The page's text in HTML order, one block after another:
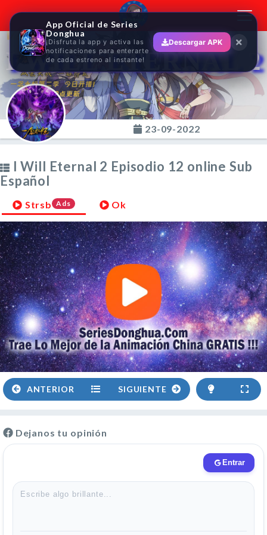
I WILL ETERNAL 2
23-09-2022
I Will Eternal 2 Episodio 12 online Sub
Español
Strsb Ads Ok
ANTERIOR SIGUIENTE
Dejanos tu opinión
App Oficial de Series
Donghua
¡Disfruta la app y activa las
notificaciones para enterarte
de cada estreno al instante!
Descargar APK